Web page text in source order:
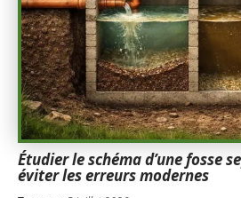
Étudier le schéma d’une fosse
éviter les erreurs modernes